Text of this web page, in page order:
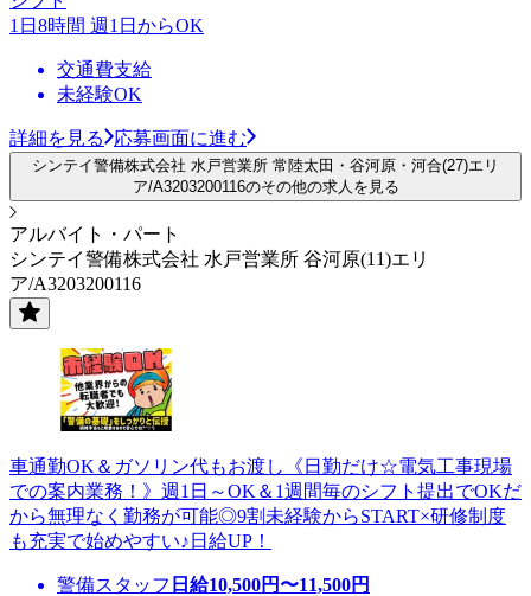
1日8時間 週1日からOK
交通費支給
未経験OK
詳細を見る 応募画面に進む
シンテイ警備株式会社 水戸営業所 常陸太田・谷河原・河合(27)エリ
ア/A3203200116のその他の求人を見る
アルバイト・パート
シンテイ警備株式会社 水戸営業所 谷河原(11)エリ
ア/A3203200116
車通勤OK＆ガソリン代もお渡し《日勤だけ☆電気工事現場
での案内業務！》週1日～OK＆1週間毎のシフト提出でOKだ
から無理なく勤務が可能◎9割未経験からSTART×研修制度
も充実で始めやすい♪日給UP！
警備スタッフ 日給10,500円〜11,500円